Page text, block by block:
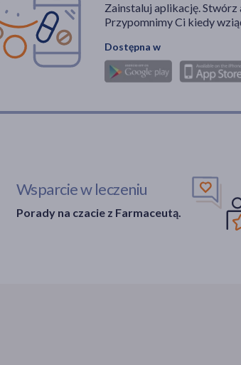
Zainstaluj aplikację. Stwórz
Przypomnimy Ci kiedy
Dostępna w
Wsparcie w leczeniu
Porady na czacie z Farmaceutą.